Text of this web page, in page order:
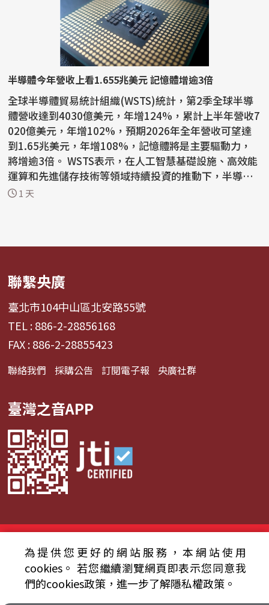
半導體今年營收上看1.655兆美元 記憶體增逾3倍
全球半導體貿易統計組織(WSTS)統計，第2季全球半導
體營收達到4030億美元，年增124%，累計上半年營收7
020億美元，年增102%，預期2026年全年營收可望達
到1.65兆美元，年增108%，記憶體將是主要驅動力，
將增逾3倍。 WSTS表示，在人工智慧基礎設施、高效能
運算和先進儲存技術等領域持續投資的推動下，半導體
產業今年上半年...
1 天
聯繫央廣
臺北市104中山區北安路55號
TEL : 886-2-28856168
FAX : 886-2-28855423
聯絡我們 採購公告 訂閱電子報 央廣社群
臺灣之音APP
© 2024財團法人中央廣播電臺 版權所有
資通安全政策聲明
服務條款 隱私權條款
為提供您更好的網站服務，本網站使用
cookies。 若您繼續瀏覽網頁即表示您同意我
們的cookies政策，進一步了解隱私權政策。